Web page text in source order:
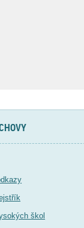
škol